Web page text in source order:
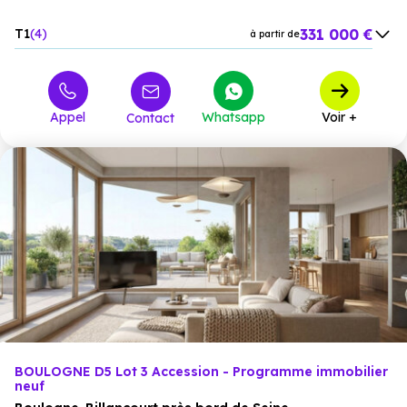
T1 4 à partir de331 000 €
à partir de 964 000 €
Appel Contact Whatsapp Voir +
BOULOGNE D5 Lot 3 Accession - Programme immobilier
neuf